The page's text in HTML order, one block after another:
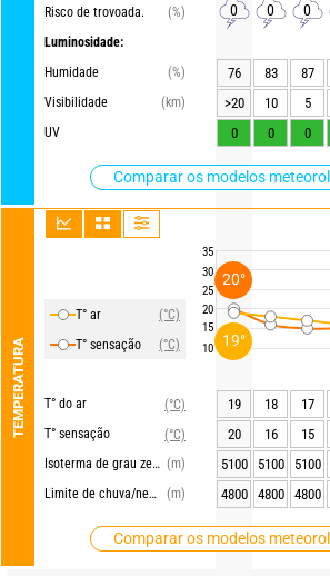
Risco de trovoada.
(%)
Luminosidade:
Humidade
(%)
Visibilidade
(km)
UV
Comparar os modelos
TEMPERATURA
T° ar
(°C)
T° sensação
(°C)
T° do ar
(°C)
T° sensação
(°C)
Isoterma de grau zero (m)
Limite de chuva/neve
(m)
Comparar os modelos
35
30
25
20
15
10
0 0 0
76 83 87
>20
10 5
0
0 0
19 18 17
20
16 15
5100
5100 5100
4800
4800 4800
19°
20°